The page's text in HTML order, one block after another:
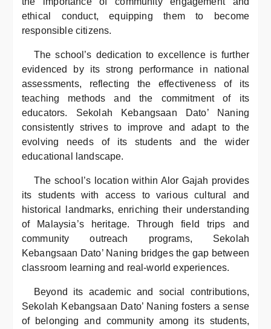
ethical conduct, equipping them to become
responsible citizens.
The school’s dedication to excellence is further
evidenced by its strong performance in national
assessments, reflecting the effectiveness of its
teaching methods and the commitment of its
educators. Sekolah Kebangsaan Dato’ Naning
consistently strives to improve and adapt to the
evolving needs of its students and the wider
educational landscape.
The school’s location within Alor Gajah provides
its students with access to various cultural and
historical landmarks, enriching their understanding
of Malaysia’s heritage. Through field trips and
community outreach programs, Sekolah
Kebangsaan Dato’ Naning bridges the gap between
classroom learning and real-world experiences.
Beyond its academic and social contributions,
Sekolah Kebangsaan Dato’ Naning fosters a sense
of belonging and community among its students,